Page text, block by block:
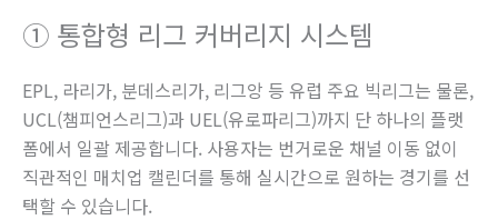
① 통합형 리그 커버리지 시스템
EPL, 라리가, 분데스리가, 리그앙 등 유럽 주요 빅리그는 물론,
UCL(챔피언스리그)과 UEL(유로파리그)까지 단 하나의 플랫
폼에서 일괄 제공합니다. 사용자는 번거로운 채널 이동 없이
직관적인 매치업 캘린더를 통해 실시간으로 원하는 경기를 선
택할 수 있습니다.